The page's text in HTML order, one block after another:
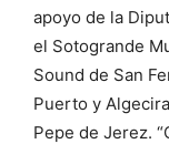
apoyo de la
el Sotogrande
Sound de San
Puerto y
Pepe de Jerez.